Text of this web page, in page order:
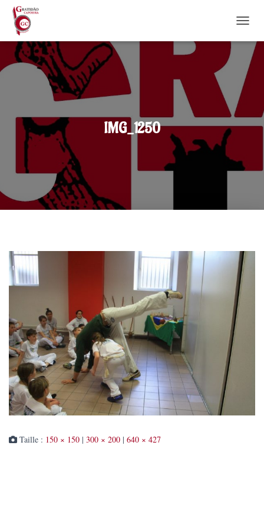
IMG_1250
Taille : 150 × 150 | 300 × 200 | 640 × 427